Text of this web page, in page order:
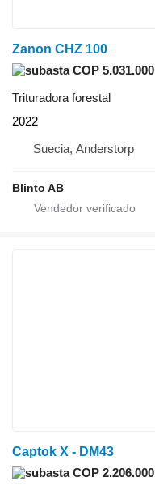
Zanon CHZ 100
COP 5.031.000
Trituradora forestal
2022
Suecia, Anderstorp
Blinto AB
Captok X - DM43
COP 2.206.000